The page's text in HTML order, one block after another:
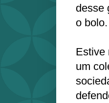
desse
o bolo.
Estive
um